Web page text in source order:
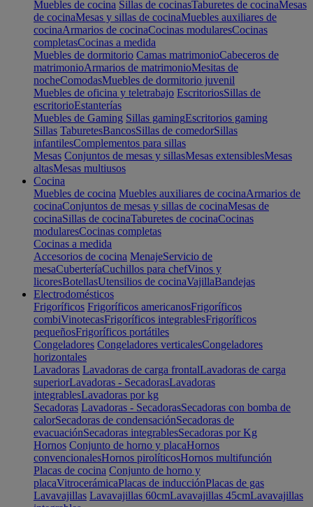
Muebles de cocina Sillas de cocinasTaburetes de cocinaMesas
de cocinaMesas y sillas de cocinaMuebles auxiliares de
cocinaArmarios de cocinaCocinas modularesCocinas
completasCocinas a medida
Muebles de dormitorio Camas matrimonioCabeceros de
matrimonioArmarios de matrimonioMesitas de
nocheComodasMuebles de dormitorio juvenil
Muebles de oficina y teletrabajo EscritoriosSillas de
escritorioEstanterías
Muebles de Gaming Sillas gamingEscritorios gaming
Sillas TaburetesBancosSillas de comedorSillas
infantilesComplementos para sillas
Mesas Conjuntos de mesas y sillasMesas extensiblesMesas
altasMesas multiusos
Cocina
Muebles de cocina Muebles auxiliares de cocinaArmarios de
cocinaConjuntos de mesas y sillas de cocinaMesas de
cocinaSillas de cocinaTaburetes de cocinaCocinas
modularesCocinas completas
Cocinas a medida
Accesorios de cocina MenajeServicio de
mesaCuberteríaCuchillos para chefVinos y
licoresBotellasUtensilios de cocinaVajillaBandejas
Electrodomésticos
Frigoríficos Frigoríficos americanosFrigoríficos
combiVinotecasFrigoríficos integrablesFrigoríficos
pequeñosFrigoríficos portátiles
Congeladores Congeladores verticalesCongeladores
horizontales
Lavadoras Lavadoras de carga frontalLavadoras de carga
superiorLavadoras - SecadorasLavadoras
integrablesLavadoras por kg
Secadoras Lavadoras - SecadorasSecadoras con bomba de
calorSecadoras de condensaciónSecadoras de
evacuaciónSecadoras integrablesSecadoras por Kg
Hornos Conjunto de horno y placaHornos
convencionalesHornos pirolíticosHornos multifunción
Placas de cocina Conjunto de horno y
placaVitrocerámicaPlacas de inducciónPlacas de gas
Lavavajillas Lavavajillas 60cmLavavajillas 45cmLavavajillas